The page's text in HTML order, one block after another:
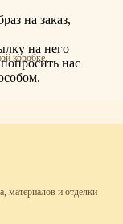
коробке.
материалов и отделки
на заказ,
на него
нас